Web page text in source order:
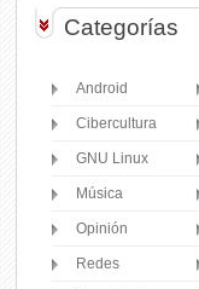
Categorías
Android
Cibercultura
GNU Linux
Música
Opinión
Redes